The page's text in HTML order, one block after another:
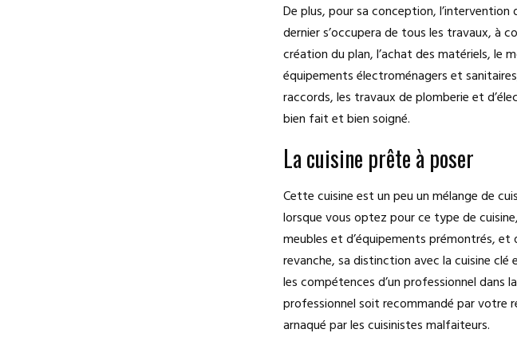
De plus, pour sa conception, l’intervention
dernier s’occupera de tous les travaux, à
création du plan, l’achat des matériels, le
équipements électroménagers et
raccords, les travaux de plomberie et
bien fait et bien soigné.
La cuisine prête à poser
Cette cuisine est un peu un mélange de
lorsque vous optez pour ce type de
meubles et d’équipements prémontrés,
revanche, sa distinction avec la cuisine
les compétences d’un professionnel dans
professionnel soit recommandé par votre
arnaqué par les cuisinistes malfaiteurs.